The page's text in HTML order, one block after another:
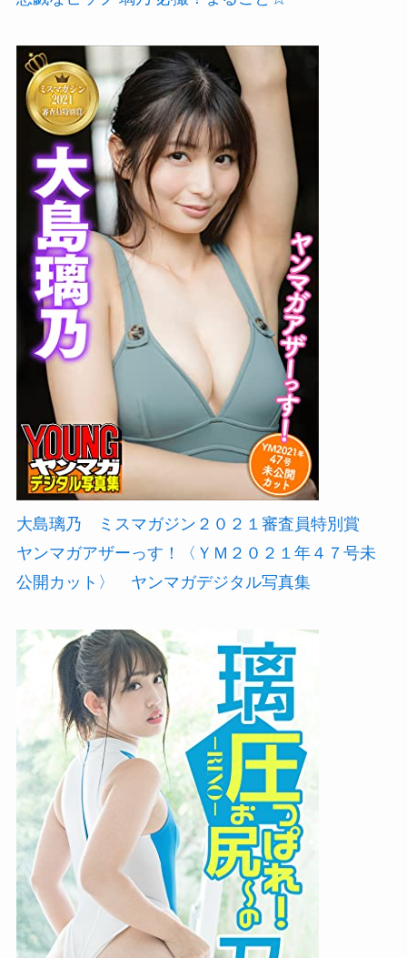
大島璃乃 ミスマガジン２０２１審査員特別賞
ヤンマガアザーっす！〈ＹＭ２０２１年４７号未
公開カット〉 ヤンマガデジタル写真集